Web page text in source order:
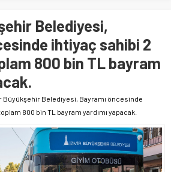
Belediyesi,
ihtiyaç sahibi 2
800 bin TL bayram
Büyükşehir Belediyesi, Bayramı öncesinde
800 bin TL bayram yardımı yapacak.